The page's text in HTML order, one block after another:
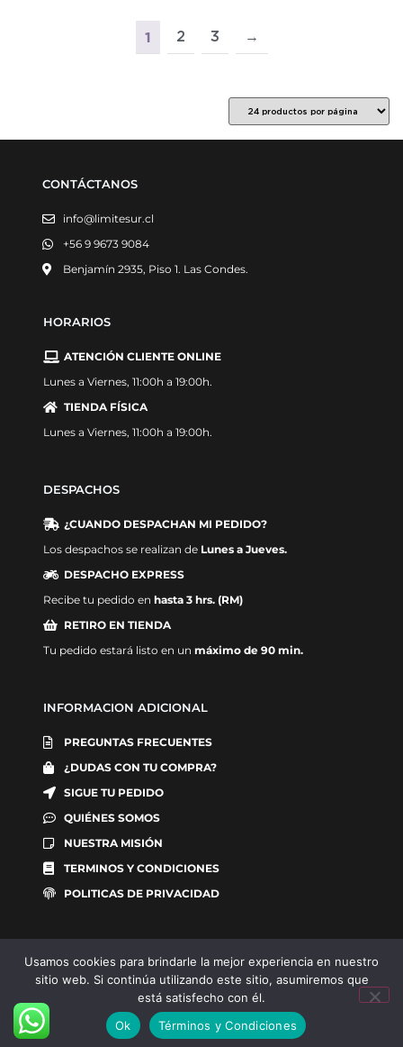
1 2 3 →
CONTÁCTANOS
info@limitesur.cl
+56 9 9673 9084
Benjamín 2935, Piso 1. Las Condes.
HORARIOS
ATENCIÓN CLIENTE ONLINE
Lunes a Viernes, 11:00h a 19:00h.
TIENDA FÍSICA
Lunes a Viernes, 11:00h a 19:00h.
DESPACHOS
¿CUANDO DESPACHAN MI PEDIDO?
Los despachos se realizan de Lunes a Jueves.
DESPACHO EXPRESS
Recibe tu pedido en hasta 3 hrs. (RM)
RETIRO EN TIENDA
Tu pedido estará listo en un máximo de 90 min.
INFORMACION ADICIONAL
PREGUNTAS FRECUENTES
¿DUDAS CON TU COMPRA?
SIGUE TU PEDIDO
QUIÉNES SOMOS
NUESTRA MISIÓN
TERMINOS Y CONDICIONES
POLITICAS DE PRIVACIDAD
Usamos cookies para brindarle la mejor experiencia en nuestro
sitio web. Si continúa utilizando este sitio, asumiremos que
está satisfecho con él.
Ok
Términos y Condiciones